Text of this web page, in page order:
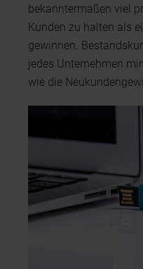
bekanntermaßen viel
Kunden zu halten als
gewinnen.
jedes Unternehmen
wie die